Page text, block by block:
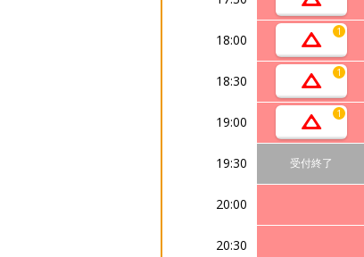
18:00 1
18:30 1
19:00 1
19:30 受付終了
20:00
20:30